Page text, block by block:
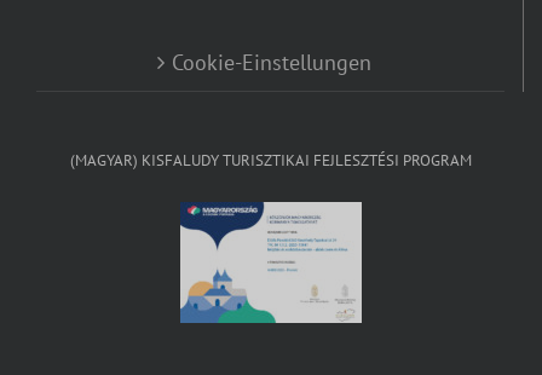
Cookie-Einstellungen
(MAGYAR) KISFALUDY TURISZTIKAI FEJLESZTÉSI PROGRAM